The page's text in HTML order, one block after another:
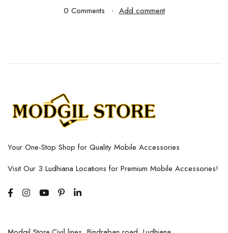
0 Comments Add comment
Your One-Stop Shop for Quality Mobile Accessories
Visit Our 3 Ludhiana Locations for Premium Mobile Accessories!